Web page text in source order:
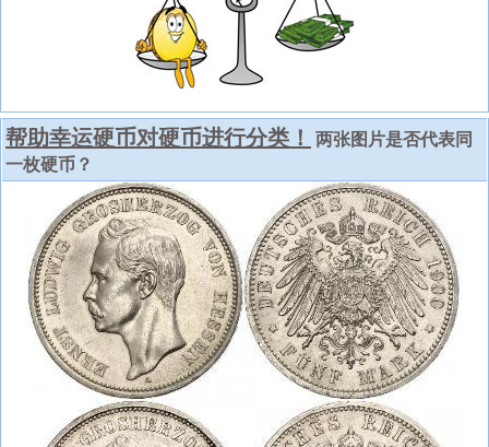
帮助幸运硬币对硬币进行分类！
两张图片是否代表同
一枚硬币？